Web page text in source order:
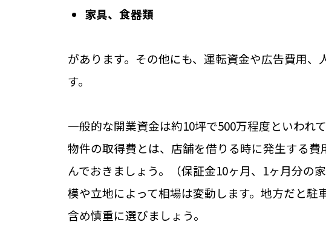
家具、食器類
があります。その他にも、運転資金や広告費用、
す。
一般的な開業資金は約10坪で500万程度といわれて
物件の取得費とは、店舗を借りる時に発生する
んでおきましょう。（保証金10ヶ月、1ヶ月分の
模や立地によって相場は変動します。地方だと駐
含め慎重に選びましょう。